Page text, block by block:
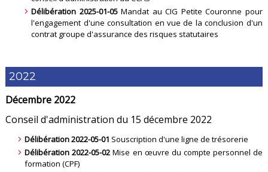
Délibération 2025-01-05Mandat au CIG Petite Couronne pour
l'engagement d'une consultation en vue de la conclusion d'un
contrat groupe d'assurance des risques statutaires
2022
Décembre 2022
Conseil d'administration du 15 décembre 2022
Délibération 2022-05-01 Souscription d'une ligne de trésorerie
Délibération 2022-05-02 Mise en œuvre du compte personnel de
formation (CPF)